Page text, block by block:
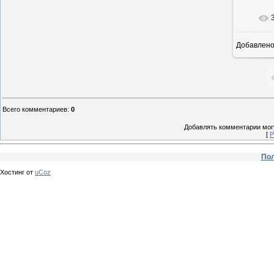
Добавлено
Всего комментариев: 0
Добавлять комментарии
[
Хостинг от uCoz